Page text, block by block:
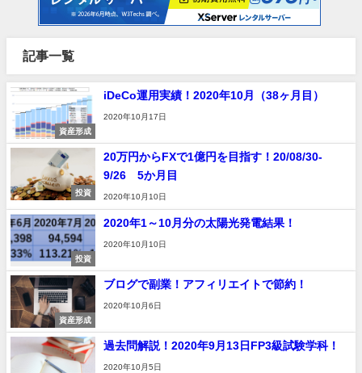
記事一覧
資産形成
iDeCo運用実績！2020年10月（38ヶ月目）
2020年10月17日
投資
20万円からFXで1億円を目指す！20/08/30-
9/26 5か月目
2020年10月10日
投資
2020年1～10月分の太陽光発電結果！
2020年10月10日
資産形成
ブログで副業！アフィリエイトで節約！
2020年10月6日
過去問解説！2020年9月13日FP3級試験学科！
2020年10月5日